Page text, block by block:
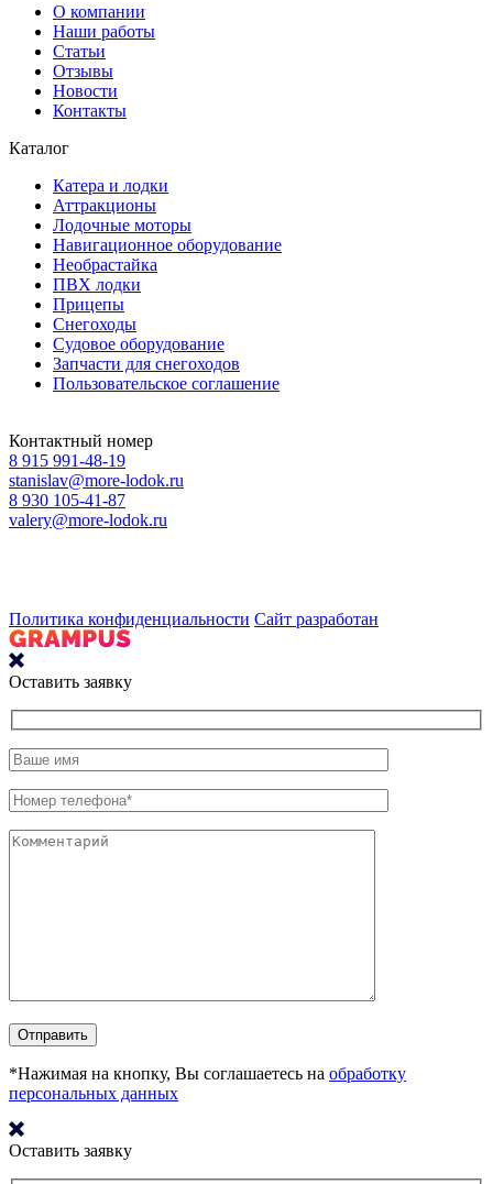
О компании
Наши работы
Статьи
Отзывы
Новости
Контакты
Каталог
Катера и лодки
Аттракционы
Лодочные моторы
Навигационное оборудование
Необрастайка
ПВХ лодки
Прицепы
Снегоходы
Судовое оборудование
Запчасти для снегоходов
Пользовательское соглашение
Контактный номер
8 915 991-48-19
stanislav@more-lodok.ru
8 930 105-41-87
valery@more-lodok.ru
Политика конфиденциальности Сайт разработан
Оставить заявку
*Нажимая на кнопку, Вы соглашаетесь на обработку
персональных данных
Оставить заявку